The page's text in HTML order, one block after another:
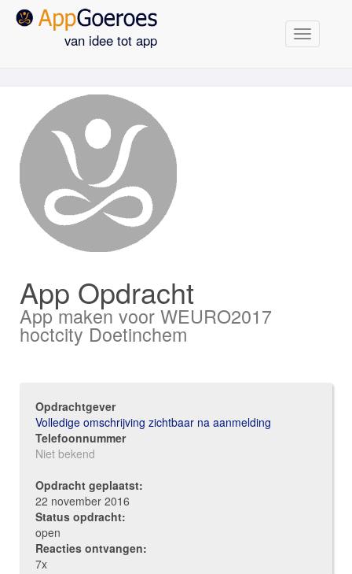
van idee tot app Navigatie
App Opdracht
App maken voor WEURO2017
hoctcity Doetinchem
Opdrachtgever
Volledige omschrijving zichtbaar na aanmelding
Telefoonnummer
Niet bekend
Opdracht geplaatst:
22 november 2016
Status opdracht:
open
Reacties ontvangen:
7x